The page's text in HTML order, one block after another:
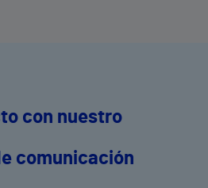
con nuestro
comunicación